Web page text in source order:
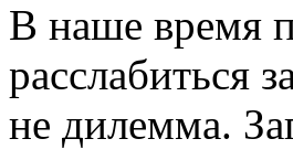
В нaшe врeмя
расслабиться
не дилемма.